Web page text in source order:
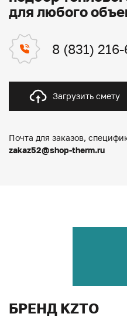
для любого
8 (831)
Загрузить смету
Почта для заказов,
zakaz52@shop-therm.ru
БРЕНД KZTO